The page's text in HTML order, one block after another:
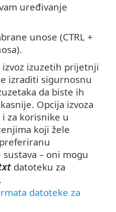
uređivanje
unose (CTRL +
izvoz izuzetih prijetnji
izraditi sigurnosnu
da biste ih
Opcija izvoza
za korisnike u
koji žele
– oni mogu
datoteku za
datoteke za